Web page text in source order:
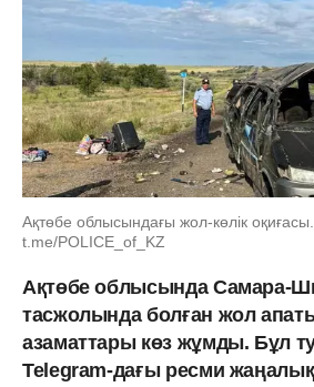
Ақтөбе облысындағы жол-көлік
t.me/POLICE_of_KZ
Ақтөбе облысында Самара-
тасжолында болған жол
азаматтары көз жұмды. Бұл
Telegram-дағы ресми